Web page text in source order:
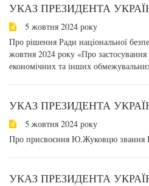
УКАЗ ПРЕЗИДЕНТА
5 жовтня 2024 року
Про рішення Ради національної
жовтня 2024 року «Про
економічних та інших
УКАЗ ПРЕЗИДЕНТА
5 жовтня 2024 року
Про присвоєння Ю.Жуковцю звання
УКАЗ ПРЕЗИДЕНТА